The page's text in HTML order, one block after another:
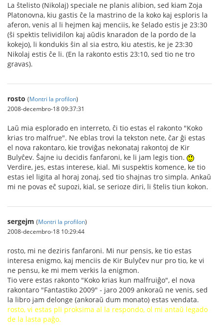
La ŝtelisto (Nikolaj) speciale ne planis alibion, sed kiam Zoja
Platonovna, kiu gastis ĉe la mastrino de la koko kaj esploris la
aferon, venis al li hejmen kaj menciis, ke ŝelado estis je 23:30
(ŝi spektis telividilon kaj aŭdis knaradon de la pordo de la
kokejo), li kondukis ŝin al sia estro, kiu atestis, ke je 23:30
Nikolaj estis ĉe li. (En la rakonto estis 23:10, sed tio ne tro
gravas).
rosto (Montri la profilon)
2008-decembro-18 09:37:31
Laŭ mia esplorado en interreto, ĉi tio estas el rakonto "Koko
krias tro malfrue". Ne eblas trovi la tekston nete, ĉar ĝi estas
el nova rakontaro, kie troviĝas nekonataj rakontoj de Kir
Bulyĉev. Ŝajne iu decidis fanfaroni, ke li jam legis tion.
Verdire, jes, estas interese, kial. Mi suspektis komence, ke tio
estas iel ligita al horaj zonaj, sed tio shajnas tro simpla. Ankaŭ
mi ne povas eĉ supozi, kial, se serioze diri, li ŝtelis tiun kokon.
sergejm (Montri la profilon)
2008-decembro-18 10:29:44
rosto, mi ne deziris fanfaroni. Mi nur pensis, ke tio estas
interesa enigmo, kaj menciis de Kir Bulyĉev nur pro tio, ke vi
ne pensu, ke mi mem verkis la enigmon.
Tio vere estas rakonto "Koko krias kun malfruiĝo", el nova
rakontaro "Fantastiko 2009" - jaro 2009 ankoraŭ ne venis, sed
la libro jam delonge (ankoraŭ dum monato) estas vendata.
rosto, vi estas pli proksima al la respondo, ol mi antaŭ legado
de la lasta paĝo.